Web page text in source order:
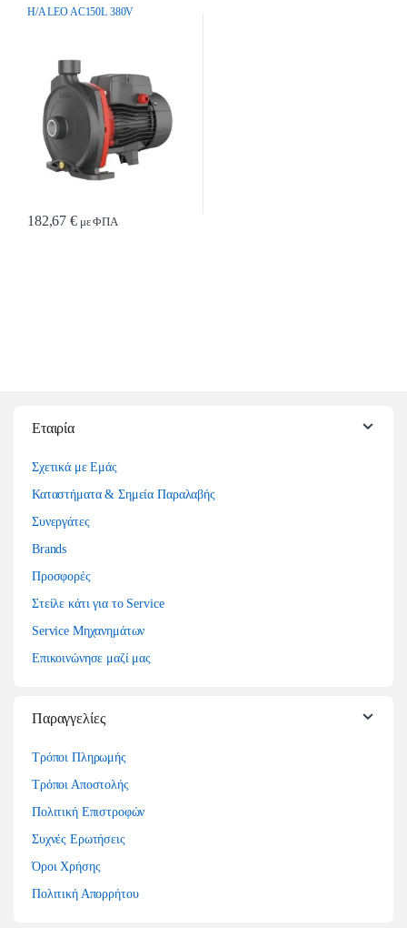
H/A LEO AC150L 380V
182,67€με ΦΠΑ
Εταιρία
Σχετικά με Εμάς
Καταστήματα & Σημεία Παραλαβής
Συνεργάτες
Brands
Προσφορές
Στείλε κάτι για το Service
Service Μηχανημάτων
Επικοινώνησε μαζί μας
Παραγγελίες
Τρόποι Πληρωμής
Τρόποι Αποστολής
Πολιτική Επιστροφών
Συχνές Ερωτήσεις
Όροι Χρήσης
Πολιτική Απορρήτου